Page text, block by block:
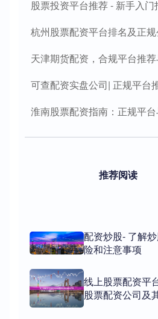
股票投资平台推荐 - 新手入门
杭州股票配资平台排名及正
天津期货配资，合规平台推
可查配资实盘公司| 正规平台
淮南股票配资指南：正规平
推荐阅读
配资炒股- 了解
险和注意事项
线上股票配资平
股票配资公司及